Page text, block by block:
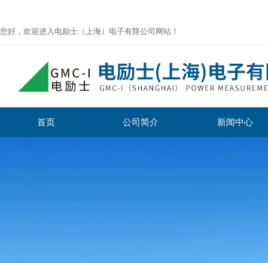
您好，欢迎进入电励士（上海）电子有限公司网站！
首页 公司简介 新闻中心